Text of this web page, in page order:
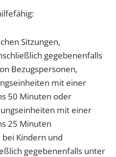
Sitzungen,
gegebenenfalls
Bezugspersonen,
mit einer
50 Minuten oder
mit einer
25 Minuten
Kindern und
gegebenenfalls unter